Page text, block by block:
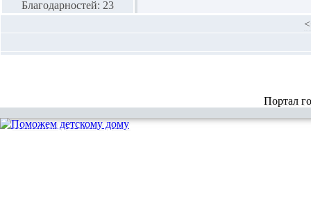
Благодарностей: 23
Портал